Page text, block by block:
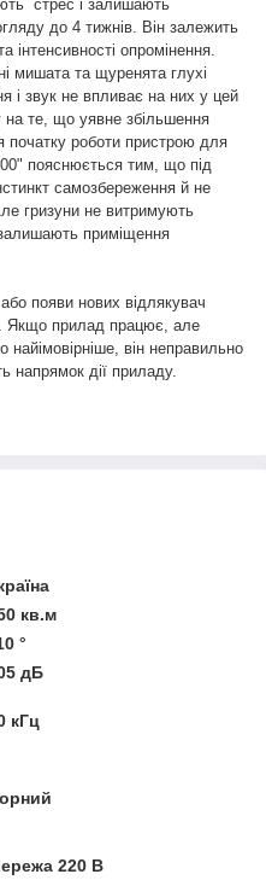
стрес і залишають
до 4 тижнів. Він залежить
інтенсивності опромінення.
мишата та щуренята глухі
і звук не впливає на них у цей
на те, що уявне збільшення
початку роботи пристрою для
пояснюється тим, що під
самозбереження й не
гризуни не витримують
приміщення
появи нових відлякувач
Якщо прилад працює, але
він неправильно
напрямок дії приладу.
кв.м
°
дБ
кГц
220 В